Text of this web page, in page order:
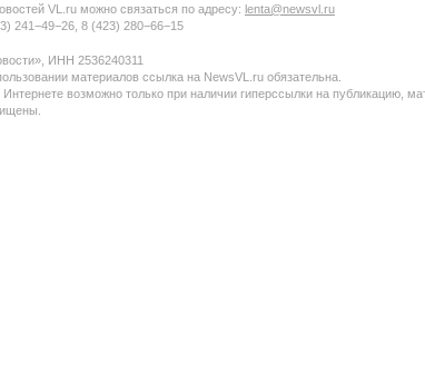
VL.ru можно связаться по адресу: lenta@newsvl.ru
241−49−26, 8 (423) 280−66−15
ИНН 2536240311
материалов ссылка на NewsVL.ru обязательна.
возможно только при наличии гиперссылки на публикацию,